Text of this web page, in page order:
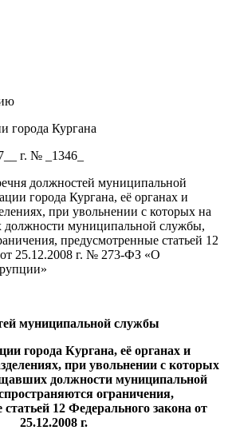
города Кургана
г. № _1346_
должностей муниципальной
города Кургана, её органах и
при увольнении с которых на
должности муниципальной службы,
предусмотренные статьей 12
от 25.12.2008 г. № 273-ФЗ «О
муниципальной службы
города Кургана, её органах и
при увольнении с которых
должности муниципальной
ограничения,
12 Федерального закона от
25.12.2008 г.